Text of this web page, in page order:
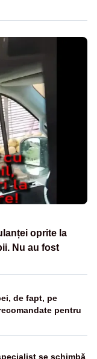
oprite la
Nu au fost
de fapt, pe
pentru
se schimbă